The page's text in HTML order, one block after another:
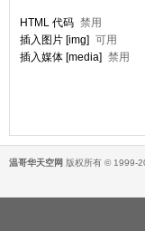
HTML 代码 禁用
插入图片 [img] 可用
插入媒体 [media] 禁用
温哥华天空网 版权所有 © 1999-